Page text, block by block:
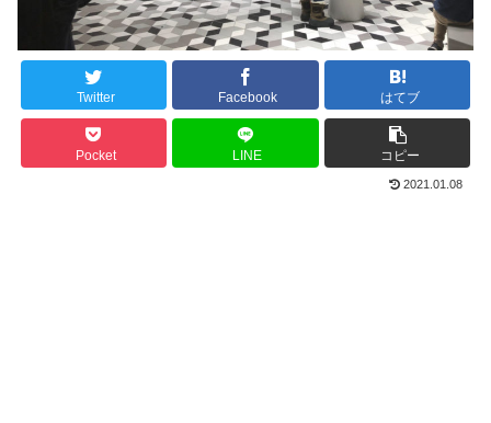
Twitter Facebook はてブ
Pocket LINE コピー
2021.01.08